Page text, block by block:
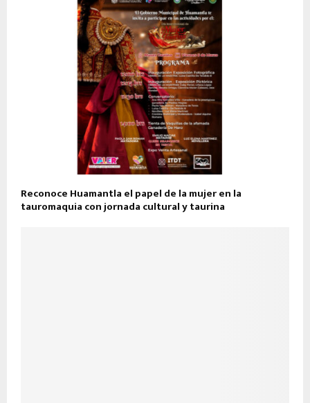
Reconoce Huamantla el papel de la mujer en la
tauromaquia con jornada cultural y taurina